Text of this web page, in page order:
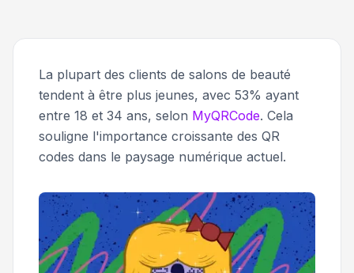
La plupart des clients de salons de beauté
tendent à être plus jeunes, avec 53% ayant
entre 18 et 34 ans, selon MyQRCode. Cela
souligne l'importance croissante des QR
codes dans le paysage numérique actuel.